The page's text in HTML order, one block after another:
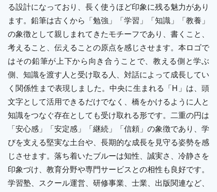
る設計になっており、長く使うほど印象に残る魅力があり
ます。鉛筆は古くから「勉強」「学習」「知識」「教養」
の象徴として親しまれてきたモチーフであり、書くこと、
考えること、伝えることの原点を感じさせます。本ロゴで
はその鉛筆が上下から向き合うことで、教える側と学ぶ
側、知識を渡す人と受け取る人、対話によって成長してい
く関係性まで表現しました。中央に生まれる「H」は、頭
文字として活用できるだけでなく、橋をかけるように人と
知識をつなぐ存在としても受け取れる形です。二重の円は
「安心感」「安定感」「継続」「信頼」の象徴であり、学
びを支える堅実な土台や、長期的な成長を見守る姿勢を感
じさせます。落ち着いたブルーは知性、誠実さ、冷静さを
印象づけ、教育分野や専門サービスとの相性も良好です。
学習塾、スクール運営、研修事業、士業、出版関連など、